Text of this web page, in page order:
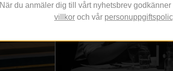
När du anmäler dig till vårt nyhetsbrev godkänner
villkor och vår